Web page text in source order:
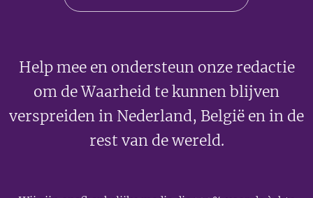
Help mee en ondersteun onze redactie
om de Waarheid te kunnen blijven
verspreiden in Nederland, België en in de
rest van de wereld.